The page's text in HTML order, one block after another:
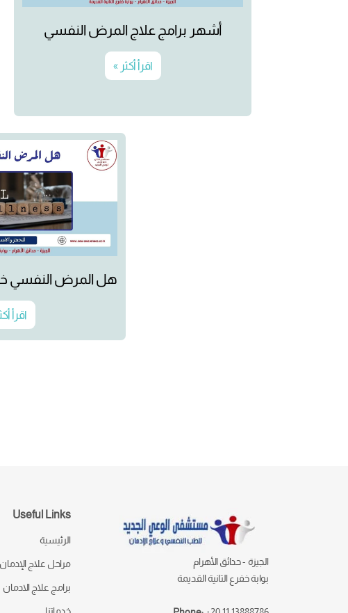
أشهر برامج علاج المرض النفسي
اقرأ أكثر »
هل المرض النفسي
اقرأ
الجيزة - حدائق الأهرام
بوابة خفرع التانية القديمة
Useful Links
الرئيسية
مراحل علاج الإدمان
برامج علاج الادمان